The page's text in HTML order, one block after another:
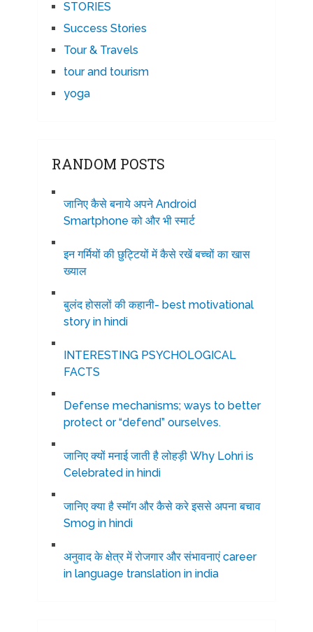
STORIES
Success Stories
Tour & Travels
tour and tourism
yoga
RANDOM POSTS
जानिए कैसे बनाये अपने Android
Smartphone को और भी स्मार्ट
इन गर्मियों की छुट्टियों में कैसे रखें बच्चों का खास
ख्याल
बुलंद होसलों की कहानी- best motivational
story in hindi
INTERESTING PSYCHOLOGICAL
FACTS
Defense mechanisms; ways to better
protect or “defend” ourselves.
जानिए क्यों मनाई जाती है लोहड़ी Why Lohri is
Celebrated in hindi
जानिए क्या है स्मॉग और कैसे करे इससे अपना बचाव
Smog in hindi
अनुवाद के क्षेत्र में रोजगार और संभावनाएं career
in language translation in india